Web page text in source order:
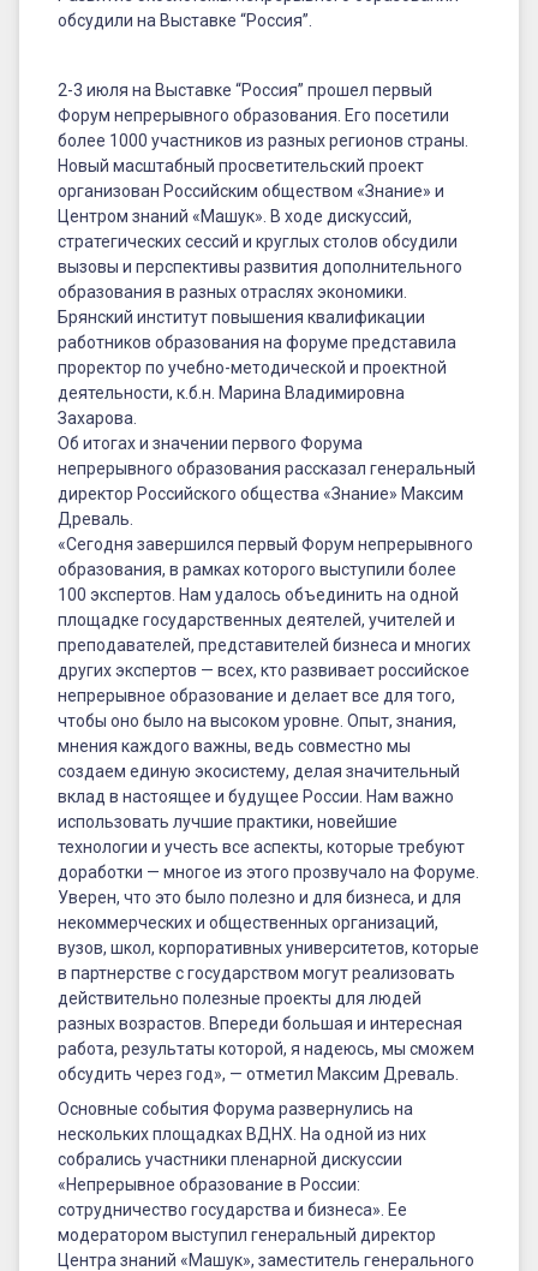
обсудили на Выставке “Россия”.
2-3 июля на Выставке “Россия” прошел первый
Форум непрерывного образования. Его посетили
более 1000 участников из разных регионов страны.
Новый масштабный просветительский проект
организован Российским обществом «Знание» и
Центром знаний «Машук». В ходе дискуссий,
стратегических сессий и круглых столов обсудили
вызовы и перспективы развития дополнительного
образования в разных отраслях экономики.
Брянский институт повышения квалификации
работников образования на форуме представила
проректор по учебно-методической и проектной
деятельности, к.б.н. Марина Владимировна
Захарова.
Об итогах и значении первого Форума
непрерывного образования рассказал генеральный
директор Российского общества «Знание» Максим
Древаль.
«Сегодня завершился первый Форум непрерывного
образования, в рамках которого выступили более
100 экспертов. Нам удалось объединить на одной
площадке государственных деятелей, учителей и
преподавателей, представителей бизнеса и многих
других экспертов — всех, кто развивает российское
непрерывное образование и делает все для того,
чтобы оно было на высоком уровне. Опыт, знания,
мнения каждого важны, ведь совместно мы
создаем единую экосистему, делая значительный
вклад в настоящее и будущее России. Нам важно
использовать лучшие практики, новейшие
технологии и учесть все аспекты, которые требуют
доработки — многое из этого прозвучало на Форуме.
Уверен, что это было полезно и для бизнеса, и для
некоммерческих и общественных организаций,
вузов, школ, корпоративных университетов, которые
в партнерстве с государством могут реализовать
действительно полезные проекты для людей
разных возрастов. Впереди большая и интересная
работа, результаты которой, я надеюсь, мы сможем
обсудить через год», — отметил Максим Древаль.
Основные события Форума развернулись на
нескольких площадках ВДНХ. На одной из них
собрались участники пленарной дискуссии
«Непрерывное образование в России:
сотрудничество государства и бизнеса». Ее
модератором выступил генеральный директор
Центра знаний «Машук», заместитель генерального